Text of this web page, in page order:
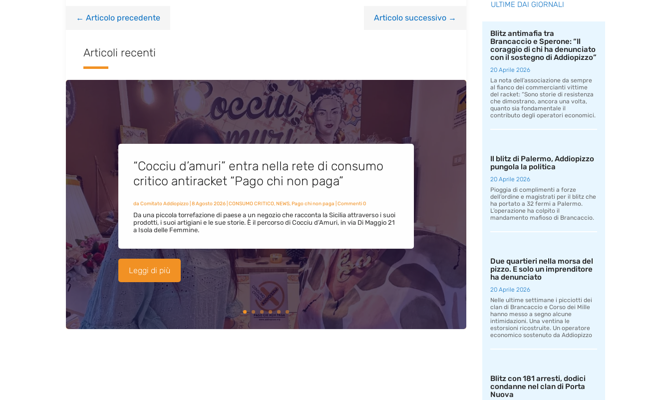
← Articolo precedente Articolo successivo→
Articoli recenti
“Cocciu d’amuri” entra nella rete di consumo
critico antiracket “Pago chi non paga”
da Comitato Addiopizzo| 8 Agosto 2026| CONSUMO CRITICO,NEWS,Pago chi non paga | Commenti 0
Da una piccola torrefazione di paese a un negozio che racconta la Sicilia attraverso i suoi
prodotti, i suoi artigiani e le sue storie. È il percorso di Cocciu d’Amuri, in via Di Maggio 21
a Isola delle Femmine.
Leggi di più
ULTIME DAI GIORNALI
Blitz antimafia tra
Brancaccio e Sperone: “Il
coraggio di chi ha denunciato
con il sostegno di Addiopizzo”
20 Aprile 2026
La nota dell’associazione da sempre
al fianco dei commercianti vittime
del racket: “Sono storie di resistenza
che dimostrano, ancora una volta,
quanto sia fondamentale il
contributo degli operatori economici.
Il blitz di Palermo, Addiopizzo
pungola la politica
20 Aprile 2026
Pioggia di complimenti a forze
dell’ordine e magistrati per il blitz che
ha portato a 32 fermi a Palermo.
L’operazione ha colpito il
mandamento mafioso di Brancaccio.
Due quartieri nella morsa del
pizzo. E solo un imprenditore
ha denunciato
20 Aprile 2026
Nelle ultime settimane i picciotti dei
clan di Brancaccio e Corso dei Mille
hanno messo a segno alcune
intimidazioni. Una ventina le
estorsioni ricostruite. Un operatore
economico sostenuto da Addiopizzo
Blitz con 181 arresti, dodici
condanne nel clan di Porta
Nuova